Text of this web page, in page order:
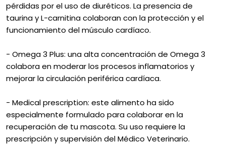
pérdidas por el uso de diuréticos. La presencia de
taurina y L-carnitina colaboran con la protección y el
funcionamiento del músculo cardíaco.
- Omega 3 Plus: una alta concentración de Omega 3
colabora en moderar los procesos inflamatorios y
mejorar la circulación periférica cardíaca.
- Medical prescription: este alimento ha sido
especialmente formulado para colaborar en la
recuperación de tu mascota. Su uso requiere la
prescripción y supervisión del Médico Veterinario.